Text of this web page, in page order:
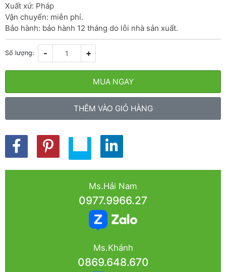
Xuất xứ: Pháp
Vận chuyển: miễn phí.
Bảo hành: bảo hành 12 tháng do lỗi nhà sản xuất.
Số lượng: - +
MUA NGAY
THÊM VÀO GIỎ HÀNG
Ms.Hải Nam
0977.9966.27
Ms.Khánh
0869.648.670